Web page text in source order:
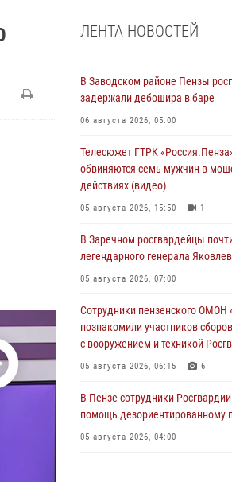
ЛЕНТА НОВОСТЕЙ
В Заводском районе Пензы
задержали дебошира в баре
06 августа 2026, 05:00
Телесюжет ГТРК
обвиняются семь мужчин в
действиях (видео)
05 августа 2026, 15:50 1
В Заречном росгвардейцы
легендарного генерала
05 августа 2026, 07:00
Сотрудники пензенского ОМОН
познакомили участников
с вооружением и техникой
05 августа 2026, 06:15 6
В Пензе сотрудники
помощь дезориентированному
05 августа 2026, 04:00